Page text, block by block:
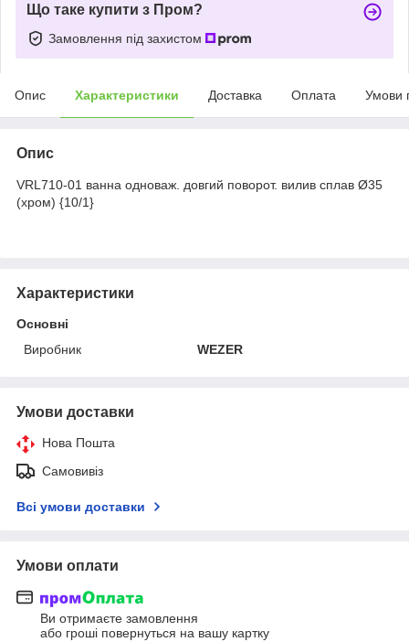
Що таке купити з Пром?
Замовлення під захистом
Опис Характеристики Доставка Оплата Умови
Опис
VRL710-01 ванна одноваж. довгий поворот. вилив сплав Ø35
(хром) {10/1}
Характеристики
Основні
Виробник
WEZER
Умови доставки
Нова Пошта
Самовивіз
Всі умови доставки
Умови оплати
Ви отримаєте замовлення
або гроші повернуться на вашу картку